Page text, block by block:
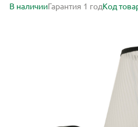
В наличииГарантия 1 годКод